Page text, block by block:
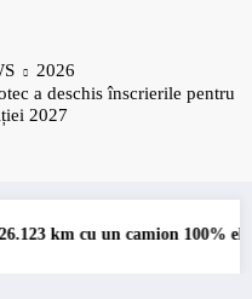
2026
a deschis înscrierile pentru
2027
electric în transport